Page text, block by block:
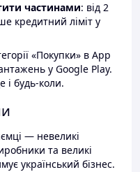
частинами: від 2
кредитний ліміт у
«Покупки» в App
у Google Play.
і будь-коли.
— невеликі
та великі
український бізнес.